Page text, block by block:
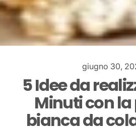
giugno 30,
5 Idee da
Minuti con
bianca da